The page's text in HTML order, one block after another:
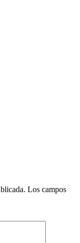
Los campos